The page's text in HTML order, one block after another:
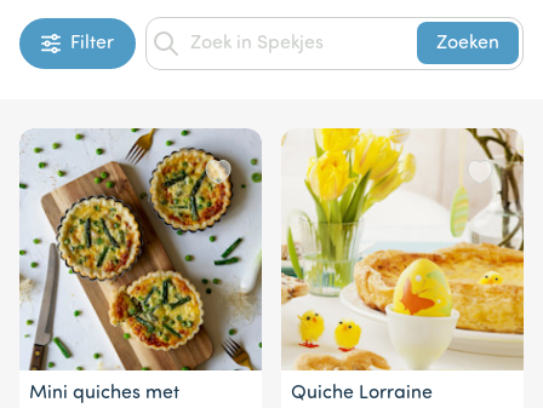
Filter Zoeken
Mini quiches met
Quiche Lorraine